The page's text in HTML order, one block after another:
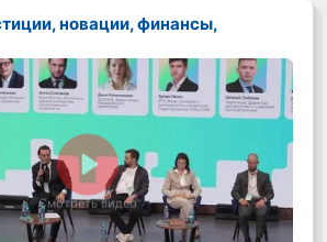
Смотреть видео